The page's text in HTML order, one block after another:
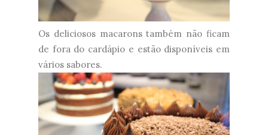
Os deliciosos macarons também não ficam
de fora do cardápio e estão disponíveis em
vários sabores.